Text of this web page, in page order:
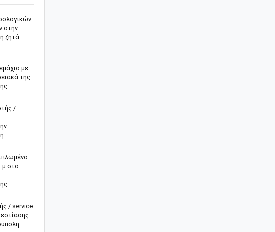
στην
ζητά
με
της
/
στο
/ service